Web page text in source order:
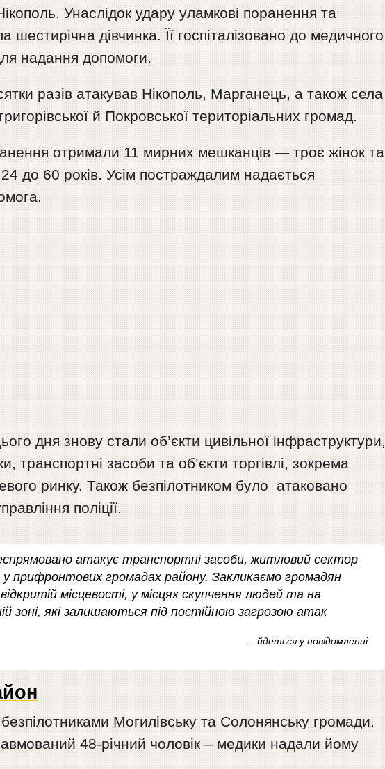
Унаслідок удару уламкові поранення та
дівчинка. Її госпіталізовано до медичного
надання допомоги.
разів атакував Нікополь, Марганець, а також села
й Покровської територіальних громад.
отримали 11 мирних мешканців — троє жінок та
24 до 60 років. Усім постраждалим надається
дня знову стали об’єкти цивільної інфраструктури,
транспортні засоби та об’єкти торгівлі, зокрема
ринку. Також безпілотником було атаковано
поліції.
атакує транспортні засоби, житловий сектор
прифронтових громадах району. Закликаємо громадян
місцевості, у місцях скупчення людей та на
зоні, які залишаються під постійною загрозою атак
– йдеться у повідомленні
безпілотниками Могилівську та Солонянську громади.
48-річний чоловік – медики надали йому